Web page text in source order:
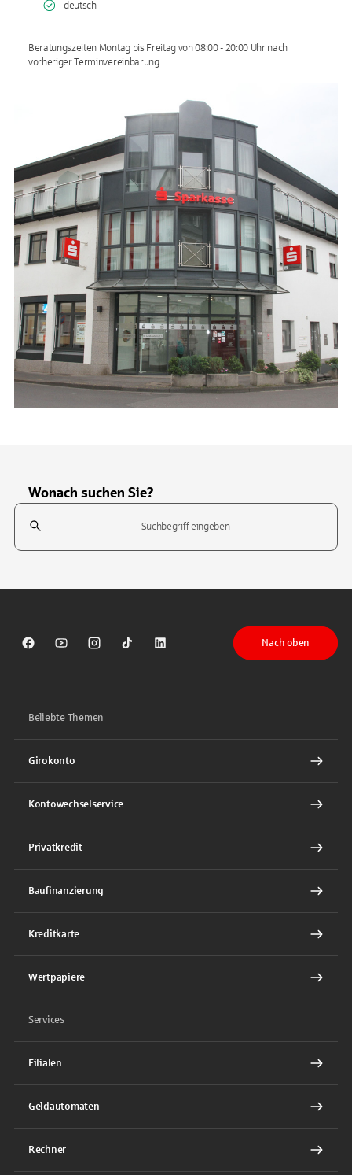
deutsch
Beratungszeiten Montag bis Freitag von 08:00 - 20:00 Uhr nach
vorheriger Terminvereinbarung
Wonach suchen Sie?
Suchfeld
Sparkasse auf Facebook
Sparkasse auf Youtube
Sparkasse auf Instagram
Sparkasse auf TikTok
Sparkasse auf LinkedIn
Nach oben
Beliebte Themen
Girokonto
Kontowechselservice
Privatkredit
Baufinanzierung
Kreditkarte
Wertpapiere
Services
Filialen
Geldautomaten
Rechner